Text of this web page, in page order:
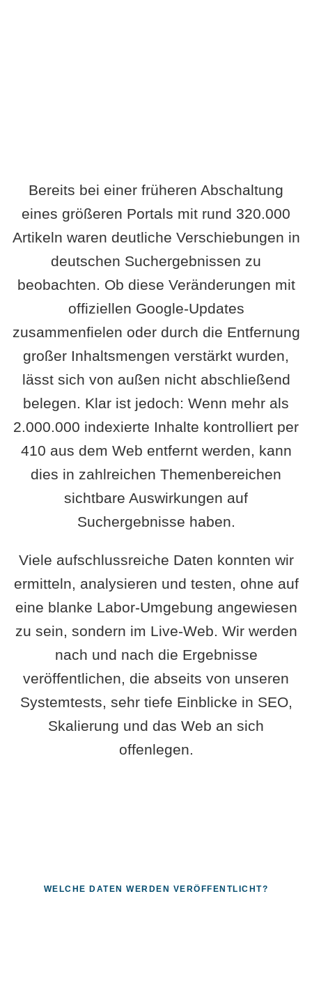
Bereits bei einer früheren Abschaltung
eines größeren Portals mit rund 320.000
Artikeln waren deutliche Verschiebungen in
deutschen Suchergebnissen zu
beobachten. Ob diese Veränderungen mit
offiziellen Google-Updates
zusammenfielen oder durch die Entfernung
großer Inhaltsmengen verstärkt wurden,
lässt sich von außen nicht abschließend
belegen. Klar ist jedoch: Wenn mehr als
2.000.000 indexierte Inhalte kontrolliert per
410 aus dem Web entfernt werden, kann
dies in zahlreichen Themenbereichen
sichtbare Auswirkungen auf
Suchergebnisse haben.
Viele aufschlussreiche Daten konnten wir
ermitteln, analysieren und testen, ohne auf
eine blanke Labor-Umgebung angewiesen
zu sein, sondern im Live-Web. Wir werden
nach und nach die Ergebnisse
veröffentlichen, die abseits von unseren
Systemtests, sehr tiefe Einblicke in SEO,
Skalierung und das Web an sich
offenlegen.
WELCHE DATEN WERDEN VERÖFFENTLICHT?